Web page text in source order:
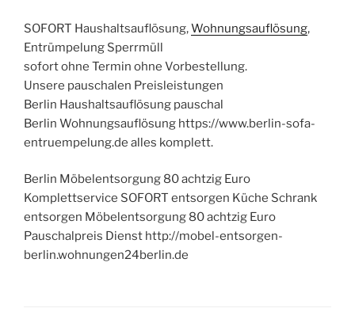
SOFORT Haushaltsauflösung,Wohnungsauflösung,
Entrümpelung Sperrmüll
sofort ohne Termin ohne Vorbestellung.
Unsere pauschalen Preisleistungen
Berlin Haushaltsauflösung pauschal
Berlin Wohnungsauflösung https://www.berlin-sofa-
entruempelung.de alles komplett.
Berlin Möbelentsorgung 80 achtzig Euro
Komplettservice SOFORT entsorgen Küche Schrank
entsorgen Möbelentsorgung 80 achtzig Euro
Pauschalpreis Dienst http://mobel-entsorgen-
berlin.wohnungen24berlin.de